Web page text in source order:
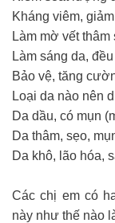
Kháng viêm,
Làm mờ vết thâm
Làm sáng da,
Bảo vệ, tăng
Loại da nào nên
Da dầu, có mụn
Da thâm, sẹo,
Da khô, lão hóa,
Các chị em có
này như thế nào